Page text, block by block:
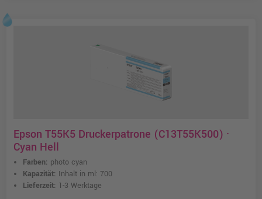
Epson T55K5 Druckerpatrone (C13T55K500) ·
Cyan Hell
Farben: photo cyan
Kapazität: Inhalt in ml: 700
Lieferzeit: 1-3 Werktage